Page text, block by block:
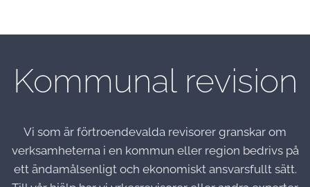
Kommunal revision
Vi som är förtroendevalda revisorer granskar om
verksamheterna i en kommun eller region bedrivs på
ett ändamålsenligt och ekonomiskt ansvarsfullt sätt.